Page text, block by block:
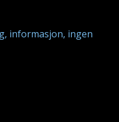
informasjon, ingen